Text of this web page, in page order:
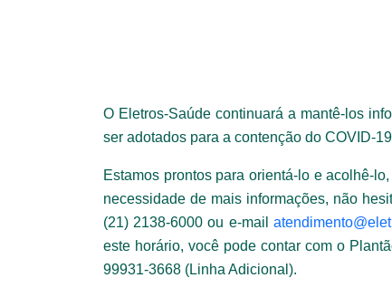
O Eletros-Saúde continuará a mantê-los
ser adotados para a contenção do COVID-
Estamos prontos para orientá-lo e acolhê-
necessidade de mais informações, não
(21) 2138-6000 ou e-mail atendimento@
este horário, você pode contar com o
99931-3668 (Linha Adicional).